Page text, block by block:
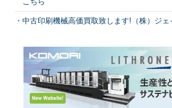
中古印刷機械高価買取致します!（株）ジ